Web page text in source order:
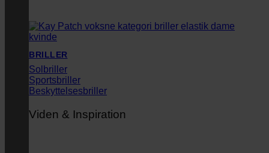
BRILLER
Solbriller
Sportsbriller
Beskyttelsesbriller
Viden & Inspiration